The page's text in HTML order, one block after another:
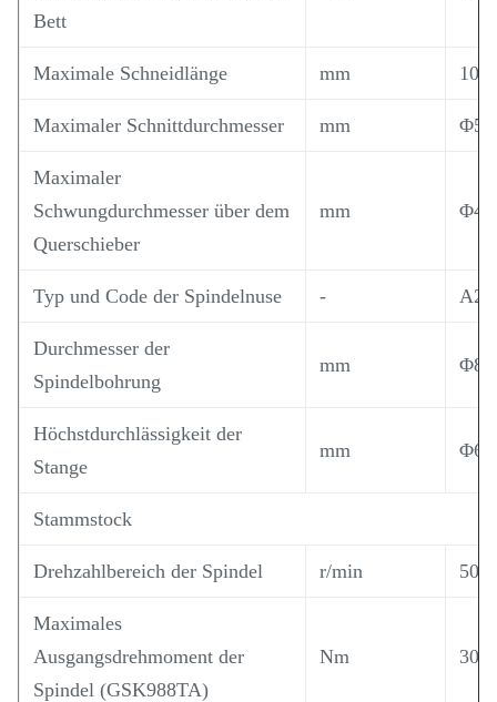
Bett
Maximale Schneidlänge mm
Maximaler Schnittdurchmesser mm
Maximaler
Schwungdurchmesser über dem
Querschieber
mm
Typ und Code der Spindelnuse - A2
Durchmesser der
Spindelbohrung
mm Φ80
Höchstdurchlässigkeit der
Stange
mm Φ66
Stammstock
Drehzahlbereich der Spindel r/min 50
Maximales
Ausgangsdrehmoment der
Spindel (GSK988TA)
Nm 302